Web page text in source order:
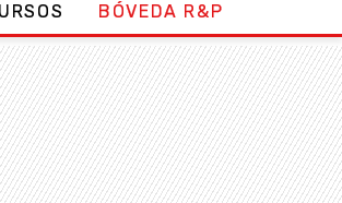
BÓVEDA R&P